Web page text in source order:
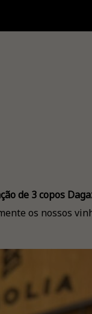
de 3 copos
os nossos